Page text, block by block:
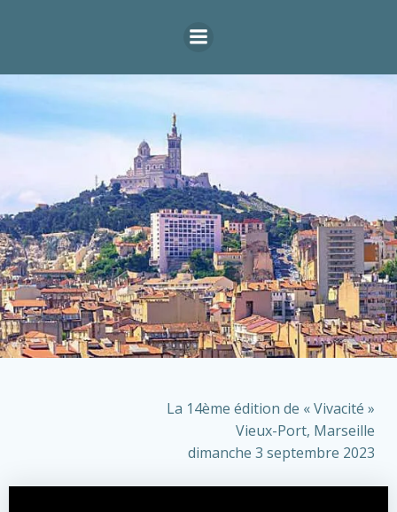
к
La 14ème édition de « Vivacité »
Vieux-Port, Marseille
dimanche 3 septembre 2023